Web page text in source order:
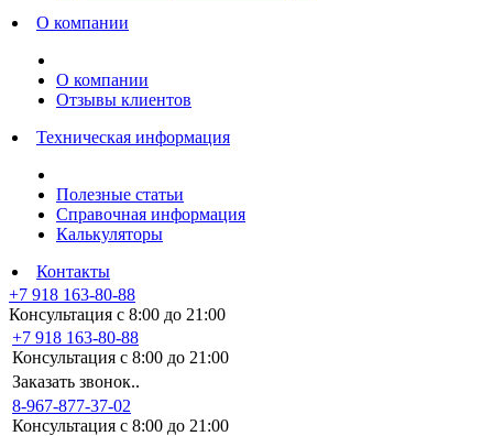
О компании
О компании
Отзывы клиентов
Техническая информация
Полезные статьи
Справочная информация
Калькуляторы
Контакты
+7 918 163-80-88
Консультация с 8:00 до 21:00
+7 918 163-80-88
Консультация с 8:00 до 21:00
Заказать звонок..
8-967-877-37-02
Консультация с 8:00 до 21:00